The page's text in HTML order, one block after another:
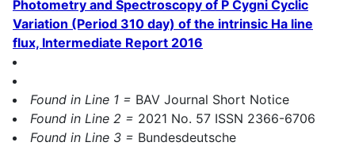
Photometry and Spectroscopy of P Cygni Cyclic
Variation (Period 310 day) of the intrinsic Ha line
flux, Intermediate Report 2016
Found in Line 1 = BAV Journal Short Notice
Found in Line 2 = 2021 No. 57 ISSN 2366-6706
Found in Line 3 = Bundesdeutsche